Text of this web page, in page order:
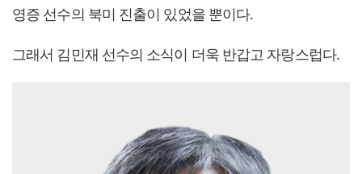
영증 선수의 북미 진출이 있었을 뿐이다.
그래서 김민재 선수의 소식이 더욱 반갑고 자랑스럽다.